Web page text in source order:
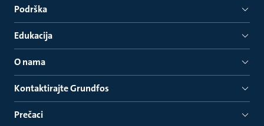
Podrška
Edukacija
O nama
Kontaktirajte Grundfos
Prečaci